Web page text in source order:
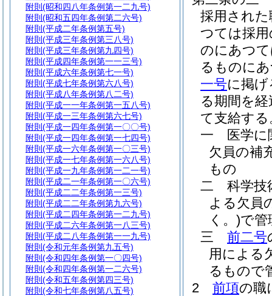
採用され
つては採
のにあつ
るものに
一号に掲
る期間を
て支給する
一
医学
欠員の補
もの
二
科学技
よる欠員
く。)で管
三
前二号
用による
るもので
2
前項の職
附則 (昭和四八年条例第一二九号)
附則 (昭和五四年条例第二六号)
附則 (平成二年条例第五号)
附則 (平成三年条例第三八号)
附則 (平成三年条例第九四号)
附則 (平成四年条例第一一三号)
附則 (平成六年条例第七一号)
附則 (平成七年条例第六八号)
附則 (平成八年条例第八二号)
附則 (平成一一年条例第一五八号)
附則 (平成一三年条例第六七号)
附則 (平成一四年条例第一〇〇号)
附則 (平成一四年条例第一七四号)
附則 (平成一六年条例第一〇三号)
附則 (平成一七年条例第一六八号)
附則 (平成一九年条例第一二一号)
附則 (平成二一年条例第一〇六号)
附則 (平成二二年条例第一三号)
附則 (平成二二年条例第九六号)
附則 (平成二四年条例第一二九号)
附則 (平成二六年条例第一八三号)
附則 (平成二八年条例第一一九号)
附則 (令和元年条例第九五号)
附則 (令和四年条例第一〇四号)
附則 (令和四年条例第一二六号)
附則 (令和五年条例第四三号)
附則 (令和七年条例第八五号)